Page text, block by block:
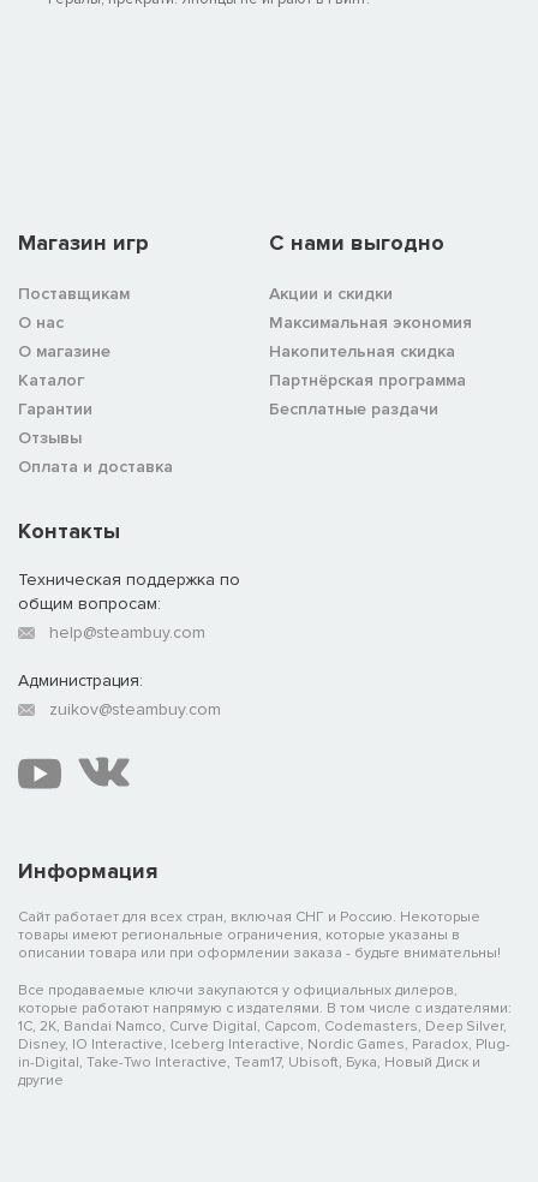
Эксклюзивный бонус Steam
в Steam-версии Nioh. Этот великолепный кабуто ожидает вас
в любом из святилищ игры — просто выберите в меню пункт
Магазин игр
Поставщикам
О нас
О магазине
Каталог
Гарантии
Отзывы
Оплата и доставка
C нами выгодно
Акции и скидки
Максимальная экономия
Накопительная скидка
Партнёрская программа
Бесплатные раздачи
Информация
Сайт работает для всех стран, включая СНГ и Россию. Некоторые
товары имеют региональные ограничения, которые указаны в
описании товара или при оформлении заказа - будьте внимательны!
Все продаваемые ключи закупаются у официальных дилеров,
которые работают напрямую с издателями. В том числе с издателями:
1C, 2K, Bandai Namco, Curve Digital, Capcom, Codemasters, Deep Silver,
Disney, IO Interactive, Iceberg Interactive, Nordic Games, Paradox, Plug-
in-Digital, Take-Two Interactive, Team17, Ubisoft, Бука, Новый Диск и
другие
Контакты
Техническая поддержка по
общим вопросам:
help@steambuy.com
Администрация:
zuikov@steambuy.com